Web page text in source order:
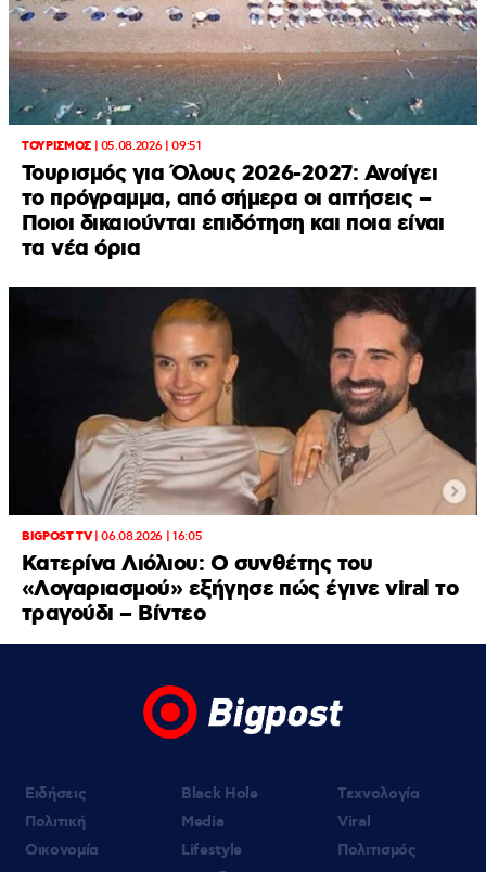
ΤΟΥΡΙΣΜΟΣ| 05.08.2026 | 09:51
Τουρισμός για Όλους 2026-2027: Ανοίγει
το πρόγραμμα, από σήμερα οι αιτήσεις –
Ποιοι δικαιούνται επιδότηση και ποια είναι
τα νέα όρια
BIGPOST TV|06.08.2026 | 16:05
Κατερίνα Λιόλιου: Ο συνθέτης του
«Λογαριασμού» εξήγησε πώς έγινε viral το
τραγούδι – Βίντεο
Ειδήσεις
Πολιτική
Οικονομία
Black Hole
Media
Lifestyle
Τεχνολογία
Viral
Πολιτισμός